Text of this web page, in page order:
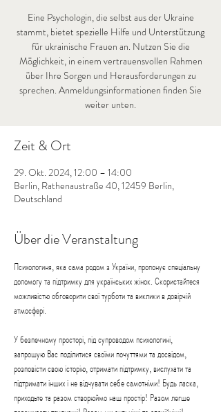
Eine Psychologin, die selbst aus der Ukraine
stammt, bietet spezielle Hilfe und Unterstützung
für ukrainische Frauen an. Nutzen Sie die
Möglichkeit, in einem vertrauensvollen Rahmen
über Ihre Sorgen und Herausforderungen zu
sprechen. Anmeldungsinformationen finden Sie
weiter unten.
Zeit & Ort
29. Okt. 2024, 12:00 – 14:00
Berlin, Rathenaustraße 40, 12459 Berlin,
Deutschland
Über die Veranstaltung
Психологиня, яка сама родом з України, пропонує спеціальну
допомогу та підтримку для українських жінок. Скористайтеся
можливістю обговорити свої турботи та виклики в довірчій
атмосфері.
У безпечному просторі, під супроводом психологині,
запрошую Вас поділитися своїми почуттями та досвідом,
розповісти свою історію, отримати підтримку, вислухати та
підтримати інших і не відчувати себе самотніми! Будь ласка,
приходьте та разом створюймо наш простір! Разом легше